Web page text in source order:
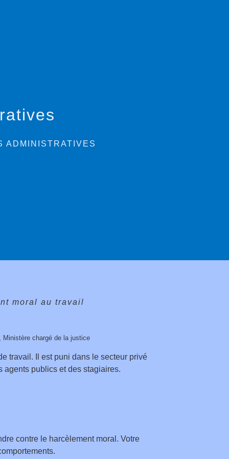
ADMINISTRATIVES
moral au travail
Ministère chargé de la justice
travail. Il est puni dans le secteur privé
agents publics et des stagiaires.
contre le harcèlement moral. Votre